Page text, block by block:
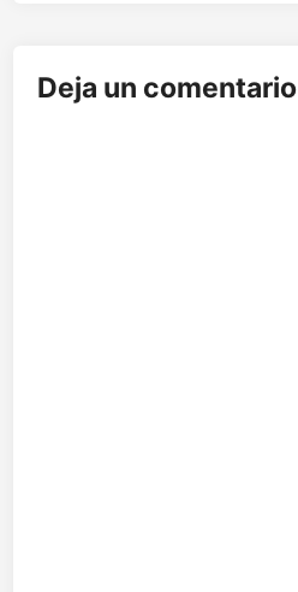
Deja un comentario